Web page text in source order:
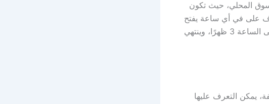
المحلي، حيث تكون
أي ساعة يفتح
عن طريق الالتزام بالفترة ما بين الساعة 10 صباحًا حتى الساعة 3 ظهرًا، وينتهي
يمكن التعرف عليها